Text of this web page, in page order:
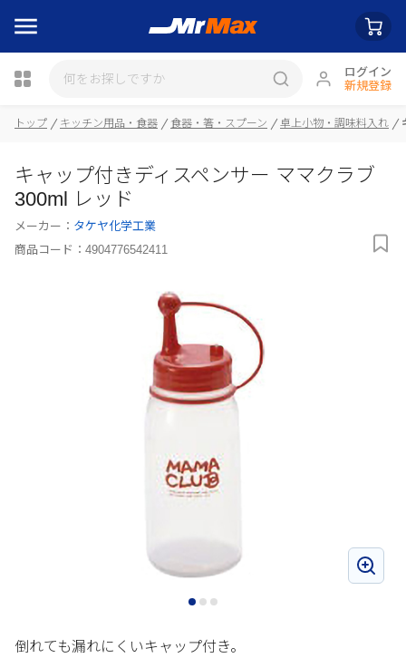
ログイン
新規登録
瓶詰
トップ キッチン用品・食器 食器・箸・スプーン 卓上小物・調味料入れ
キャップ付きディスペンサー ママクラブ
300ml レッド
メーカー： タケヤ化学工業
商品コード： 4904776542411
倒れても漏れにくいキャップ付き。